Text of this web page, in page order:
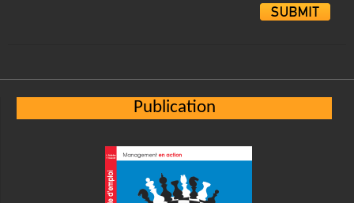
Publication